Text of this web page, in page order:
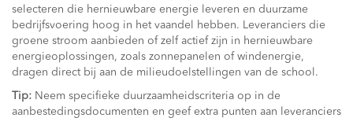
selecteren die hernieuwbare energie leveren en duurzame
bedrijfsvoering hoog in het vaandel hebben. Leveranciers die
groene stroom aanbieden of zelf actief zijn in hernieuwbare
energieoplossingen, zoals zonnepanelen of windenergie,
dragen direct bij aan de milieudoelstellingen van de school.
Tip: Neem specifieke duurzaamheidscriteria op in de
aanbestedingsdocumenten en geef extra punten aan leveranciers